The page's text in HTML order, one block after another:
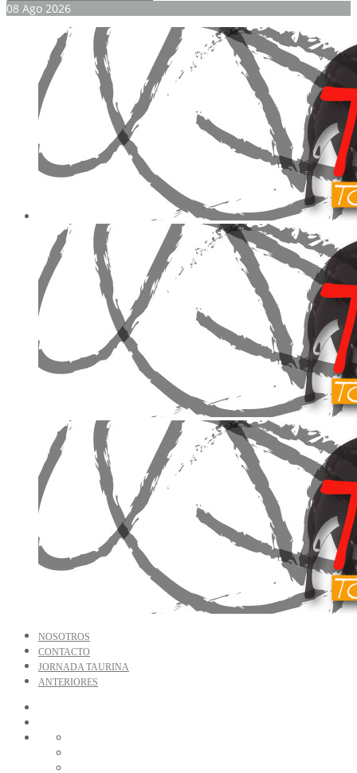
08 Ago 2026
NOSOTROS
CONTACTO
JORNADA TAURINA
ANTERIORES